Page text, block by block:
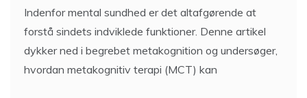
Indenfor mental sundhed er det altafgørende at
forstå sindets indviklede funktioner. Denne artikel
dykker ned i begrebet metakognition og undersøger,
hvordan metakognitiv terapi (MCT) kan